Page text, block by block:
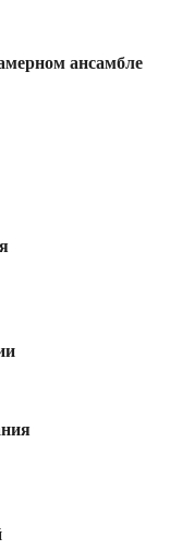
ансамбле